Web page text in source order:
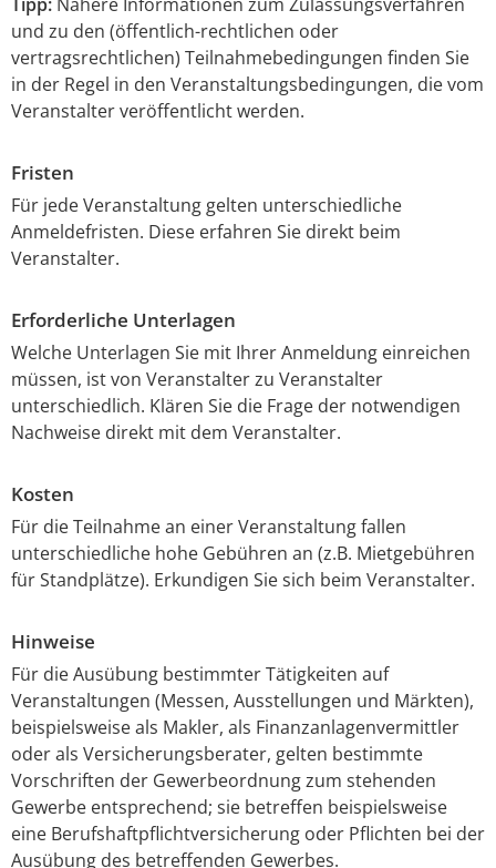
und zu den (öffentlich-rechtlichen oder
vertragsrechtlichen) Teilnahmebedingungen finden Sie
in der Regel in den Veranstaltungsbedingungen, die vom
Veranstalter veröffentlicht werden.
Fristen
Für jede Veranstaltung gelten unterschiedliche
Anmeldefristen. Diese erfahren Sie direkt beim
Veranstalter.
Erforderliche Unterlagen
Welche Unterlagen Sie mit Ihrer Anmeldung einreichen
müssen, ist von Veranstalter zu Veranstalter
unterschiedlich. Klären Sie die Frage der notwendigen
Nachweise direkt mit dem Veranstalter.
Kosten
Für die Teilnahme an einer Veranstaltung fallen
unterschiedliche hohe Gebühren an (z.B. Mietgebühren
für Standplätze). Erkundigen Sie sich beim Veranstalter.
Hinweise
Für die Ausübung bestimmter Tätigkeiten auf
Veranstaltungen (Messen, Ausstellungen und Märkten),
beispielsweise als Makler, als Finanzanlagenvermittler
oder als Versicherungsberater, gelten bestimmte
Vorschriften der Gewerbeordnung zum stehenden
Gewerbe entsprechend; sie betreffen beispielsweise
eine Berufshaftpflichtversicherung oder Pflichten bei der
Ausübung des betreffenden Gewerbes.